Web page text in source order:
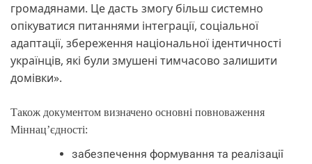
громадянами. Це дасть змогу більш системно
опікуватися питаннями інтеграції, соціальної
адаптації, збереження національної ідентичності
українців, які були змушені тимчасово залишити
домівки».
Також документом визначено основні повноваження
Міннац’єдності:
забезпечення формування та реалізації